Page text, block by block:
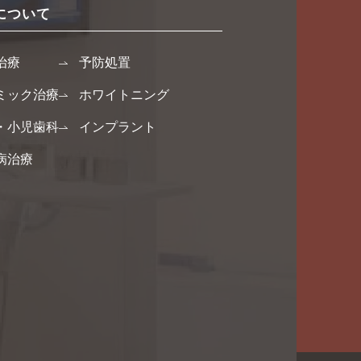
ついて
療
ック治療
小児歯科
治療
予防処置
ホワイトニング
インプラント